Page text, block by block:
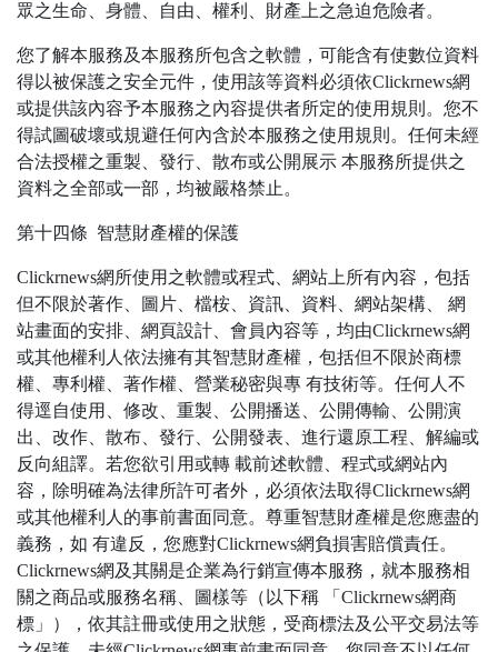
眾之生命、身體、自由、權利、財產上之急迫危險者。
您了解本服務及本服務所包含之軟體，可能含有使數位資料
得以被保護之安全元件，使用該等資料必須依Clickrnews網
或提供該內容予本服務之內容提供者所定的使用規則。您不
得試圖破壞或規避任何內含於本服務之使用規則。任何未經
合法授權之重製、發行、散布或公開展示 本服務所提供之
資料之全部或一部，均被嚴格禁止。
第十四條 智慧財產權的保護
Clickrnews網所使用之軟體或程式、網站上所有內容，包括
但不限於著作、圖片、檔桉、資訊、資料、網站架構、 網
站畫面的安排、網頁設計、會員內容等，均由Clickrnews網
或其他權利人依法擁有其智慧財產權，包括但不限於商標
權、專利權、著作權、營業秘密與專 有技術等。任何人不
得逕自使用、修改、重製、公開播送、公開傳輸、公開演
出、改作、散布、發行、公開發表、進行還原工程、解編或
反向組譯。若您欲引用或轉 載前述軟體、程式或網站內
容，除明確為法律所許可者外，必須依法取得Clickrnews網
或其他權利人的事前書面同意。尊重智慧財產權是您應盡的
義務，如 有違反，您應對Clickrnews網負損害賠償責任。
Clickrnews網及其關是企業為行銷宣傳本服務，就本服務相
關之商品或服務名稱、圖樣等（以下稱 「Clickrnews網商
標」），依其註冊或使用之狀態，受商標法及公平交易法等